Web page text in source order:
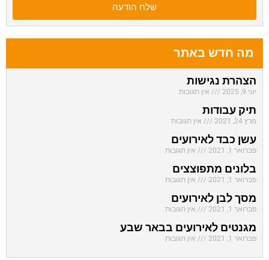
שלח הודעה
מה חדש באתר
הצהרת נגישות
יוני 9, 2025 אין תגובות
תיק עבודות
מרץ 24, 2021 אין תגובות
עשן כבד לאירועים
פברואר 1, 2021 אין תגובות
בלונים מתפוצצים
פברואר 1, 2021 אין תגובות
מסך לבן לאירועים
פברואר 1, 2021 אין תגובות
מגנטים לאירועים בבאר שבע
פברואר 1, 2021 אין תגובות